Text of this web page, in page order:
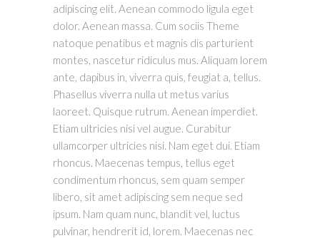
adipiscing elit. Aenean commodo ligula eget
dolor. Aenean massa. Cum sociis Theme
natoque penatibus et magnis dis parturient
montes, nascetur ridiculus mus. Aliquam lorem
ante, dapibus in, viverra quis, feugiat a, tellus.
Phasellus viverra nulla ut metus varius
laoreet. Quisque rutrum. Aenean imperdiet.
Etiam ultricies nisi vel augue. Curabitur
ullamcorper ultricies nisi. Nam eget dui. Etiam
rhoncus. Maecenas tempus, tellus eget
condimentum rhoncus, sem quam semper
libero, sit amet adipiscing sem neque sed
ipsum. Nam quam nunc, blandit vel, luctus
pulvinar, hendrerit id, lorem. Maecenas nec